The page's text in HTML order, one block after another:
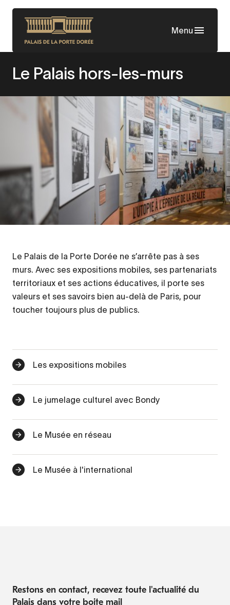
Aller
contenu
principal
Menu
Le Palais hors-les-murs
Le Palais de la Porte Dorée ne s’arrête pas à ses
murs. Avec ses expositions mobiles, ses partenariats
territoriaux et ses actions éducatives, il porte ses
valeurs et ses savoirs bien au-delà de Paris, pour
toucher toujours plus de publics.
Les expositions mobiles
Le jumelage culturel avec Bondy
Le Musée en réseau
Le Musée à l'international
Restons en contact, recevez toute l'actualité du
Palais dans votre boite mail